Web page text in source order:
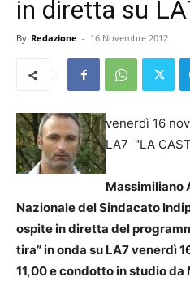
in diretta su
By Redazione - 16 Novembre 2012
venerdì 16
LA7 "LA
Massimiliano
Nazionale del Sindacato
ospite in diretta del
tira” in onda su LA7 venerdì
11,00 e condotto in studio